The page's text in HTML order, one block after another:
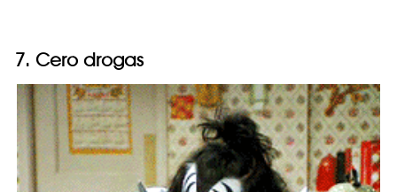
7. Cero drogas